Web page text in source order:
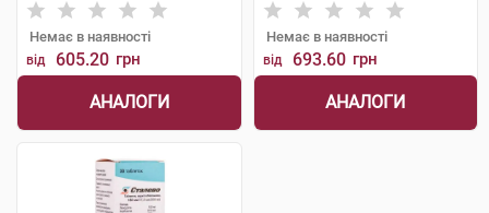
Немає в наявності
від 605.20 грн
АНАЛОГИ
Немає в наявності
від 693.60 грн
АНАЛОГИ